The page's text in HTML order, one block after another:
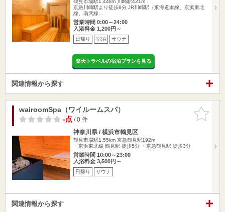
鶴見市場駅1.44km
川崎駅421m
京急川崎駅より徒歩8分 JR川崎駅（東海道本線、京浜東北
線、南武線…
営業時間 0:00～24:00
入浴料金 1,200円～
日帰り 宿泊 サウナ
楽天トラベルの宿泊プランを見る
関連情報から探す
お気に入
りに追加
wairoomSpa（ワイルームスパ）
-点/ 0 件
神奈川県 / 横浜市鶴見区
鶴見市場駅1.55km 京急鶴見駅192m
・京浜東北線 鶴見駅 徒歩5分 ・京急鶴見駅 徒歩3分
営業時間 10:00～23:00
入浴料金 3,500円～
日帰り サウナ
関連情報から探す